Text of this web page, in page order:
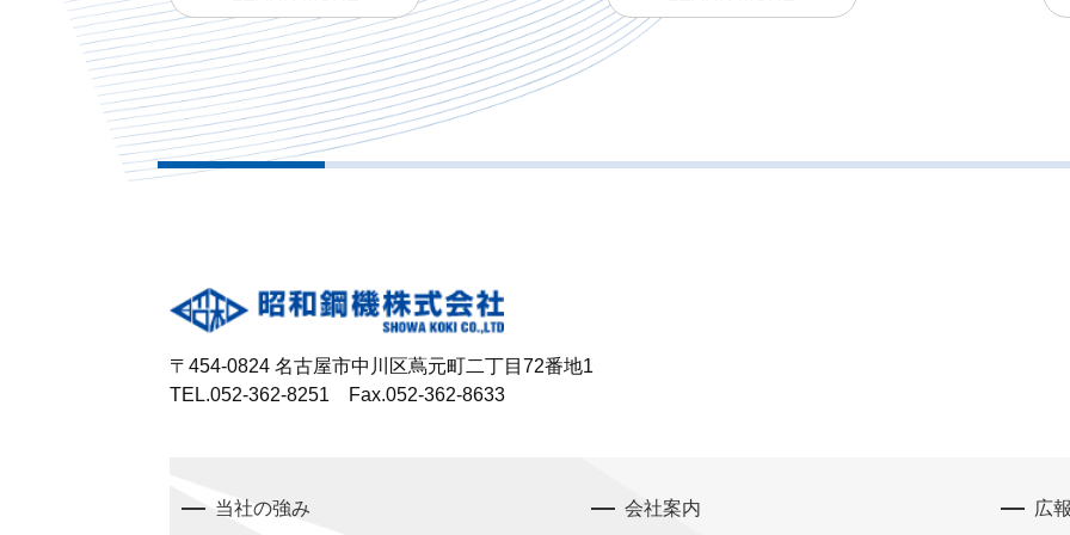
〒454-0824 名古屋市中川区蔦元町二丁目72番地1
TEL.052-362-8251 Fax.052-362-8633
当社の強み 会社案内 広